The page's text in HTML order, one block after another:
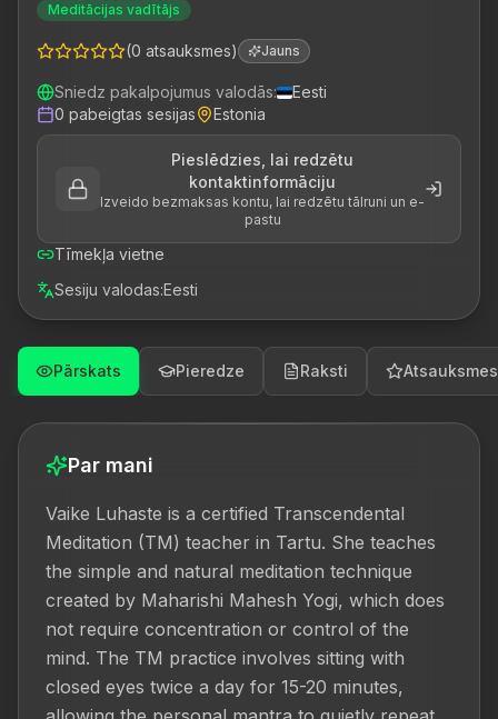
Meditācijas vadītājs
(0 atsauksmes) Jauns
Sniedz pakalpojumus valodās:
Eesti
0 pabeigtas sesijas Estonia
Pieslēdzies, lai redzētu
kontaktinformāciju
Izveido bezmaksas kontu, lai redzētu tālruni un e-
pastu
Tīmekļa vietne
Sesiju valodas:Eesti
Pārskats Pieredze Raksti Atsauksmes
Par mani
Vaike Luhaste is a certified Transcendental
Meditation (TM) teacher in Tartu. She teaches
the simple and natural meditation technique
created by Maharishi Mahesh Yogi, which does
not require concentration or control of the
mind. The TM practice involves sitting with
closed eyes twice a day for 15-20 minutes,